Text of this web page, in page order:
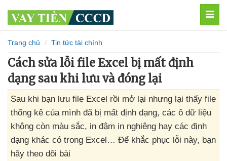
Trang chủ Tin tức tài chính
Cách sửa lỗi file Excel bị mất định
dạng sau khi lưu và đóng lại
Sau khi bạn lưu file Excel rồi mở lại nhưng lại thấy file
thống kê của mình đã bị mất định dạng, các ô dữ liệu
không còn màu sắc, in đậm in nghiêng hay các định
dạng khác có trong Excel… Để khắc phục lỗi này, bạn
hãy theo dõi bài